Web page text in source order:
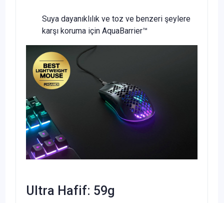
Suya dayanıklılık ve toz ve benzeri şeylere
karşı koruma için AquaBarrier™
Ultra Hafif: 59g